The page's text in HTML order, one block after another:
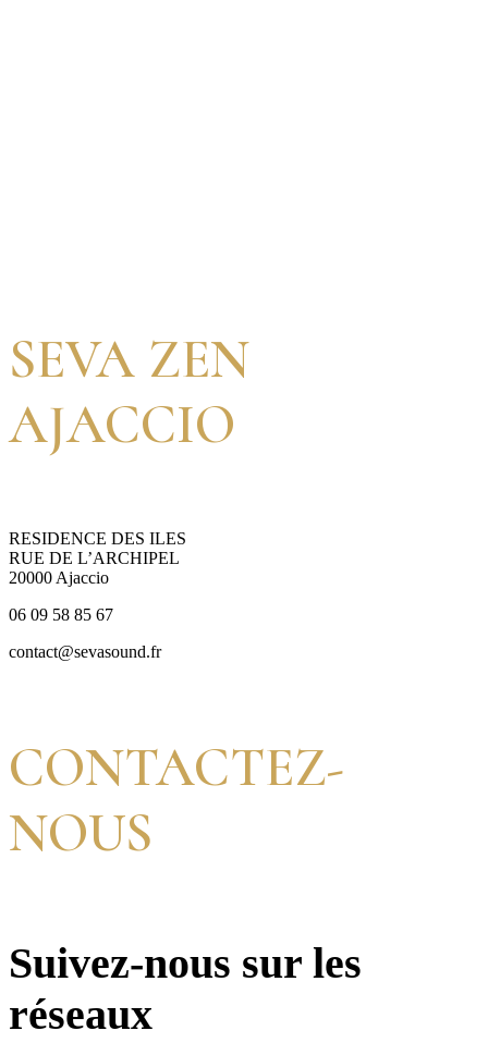
SEVA ZEN
AJACCIO
RESIDENCE DES ILES
RUE DE L’ARCHIPEL
20000 Ajaccio
06 09 58 85 67
contact@sevasound.fr
CONTACTEZ-
NOUS
Suivez-nous sur les
réseaux